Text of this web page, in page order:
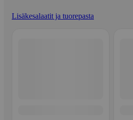
Lisäkesalaatit ja tuorepasta